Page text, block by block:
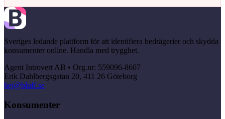
Sveriges ledande plattform för att identifiera bedrägerier och skydda
konsumenter online. Handla med trygghet.
Agent Introvert AB • Org.nr: 559096-8607
Erik Dahlbergsgatan 20, 411 26 Göteborg
hej@bluff.se
Konsumenter